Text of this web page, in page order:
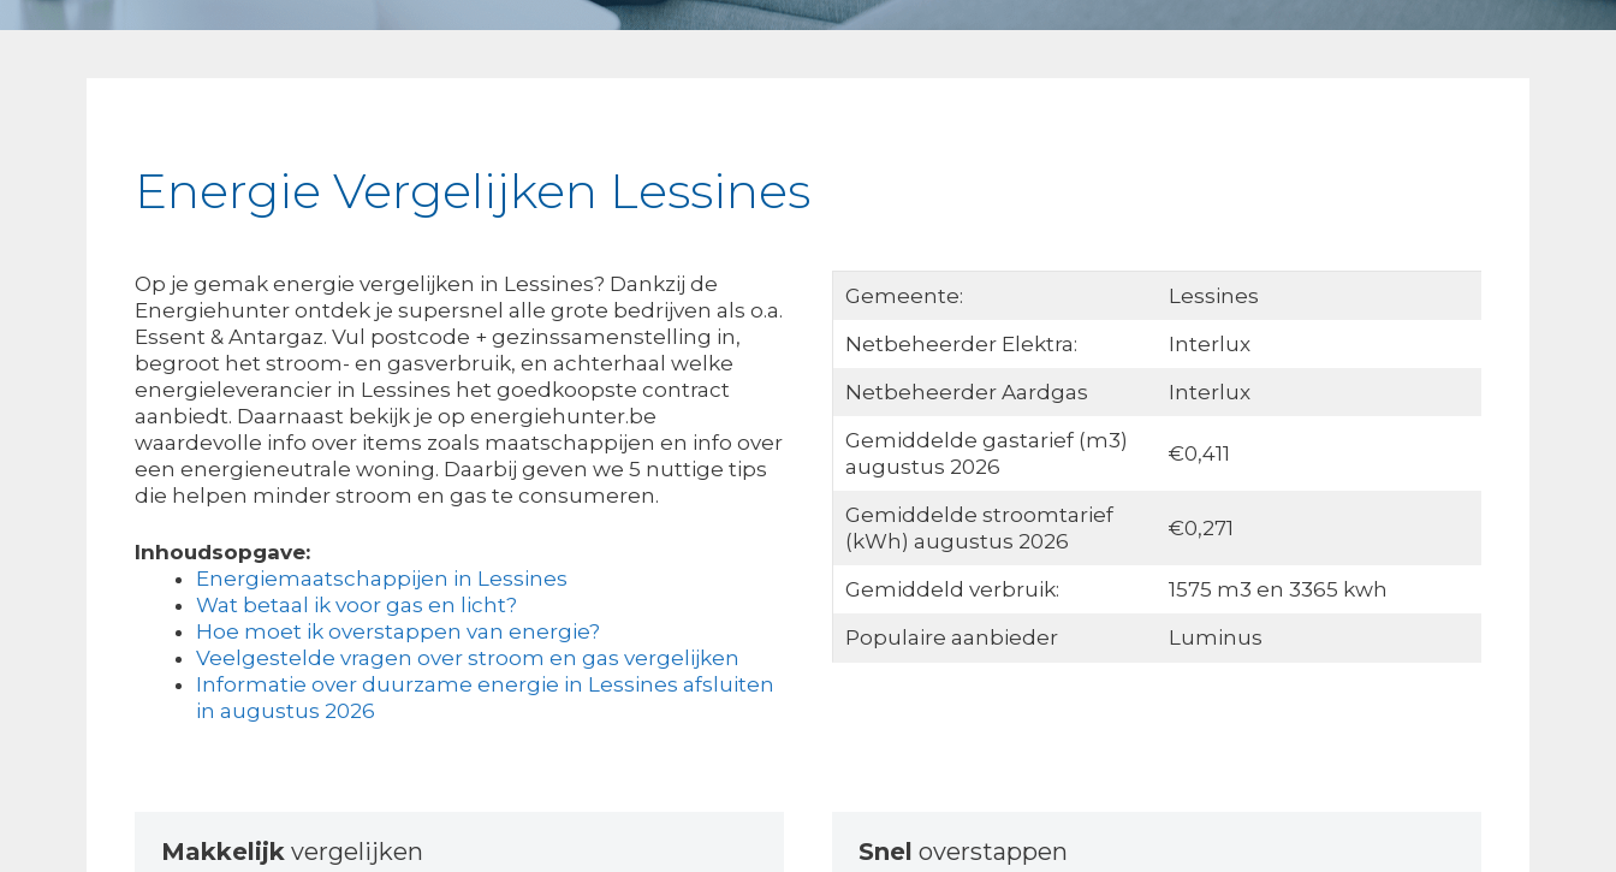
Energie Vergelijken Lessines
Op je gemak energie vergelijken in Lessines? Dankzij de
Energiehunter ontdek je supersnel alle grote bedrijven als o.a.
Essent & Antargaz. Vul postcode + gezinssamenstelling in,
begroot het stroom- en gasverbruik, en achterhaal welke
energieleverancier in Lessines het goedkoopste contract
aanbiedt. Daarnaast bekijk je op energiehunter.be
waardevolle info over items zoals maatschappijen en info over
een energieneutrale woning. Daarbij geven we 5 nuttige tips
die helpen minder stroom en gas te consumeren.
Inhoudsopgave:
Energiemaatschappijen in Lessines
Wat betaal ik voor gas en licht?
Hoe moet ik overstappen van energie?
Veelgestelde vragen over stroom en gas vergelijken
Informatie over duurzame energie in Lessines afsluiten
in augustus 2026
Gemeente:
Lessines
Netbeheerder Elektra:
Interlux
Netbeheerder Aardgas
Interlux
Gemiddelde gastarief (m3)
augustus 2026
€0,411
Gemiddelde stroomtarief
(kWh) augustus 2026
€0,271
Gemiddeld verbruik:
1575 m3 en 3365 kwh
Populaire aanbieder
Luminus
Makkelijkvergelijken Snel overstappen